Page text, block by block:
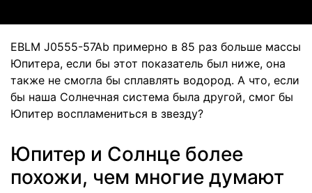
EBLM J0555-57Ab примерно в 85 раз больше массы
Юпитера, если бы этот показатель был ниже, она
также не смогла бы сплавлять водород. А что, если
бы наша Солнечная система была другой, смог бы
Юпитер воспламениться в звезду?
Юпитер и Солнце более
похожи, чем многие думают